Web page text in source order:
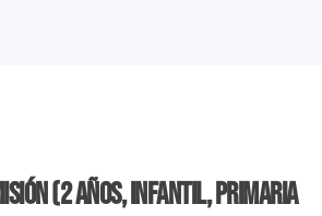
(2 años, Infantil, Primaria